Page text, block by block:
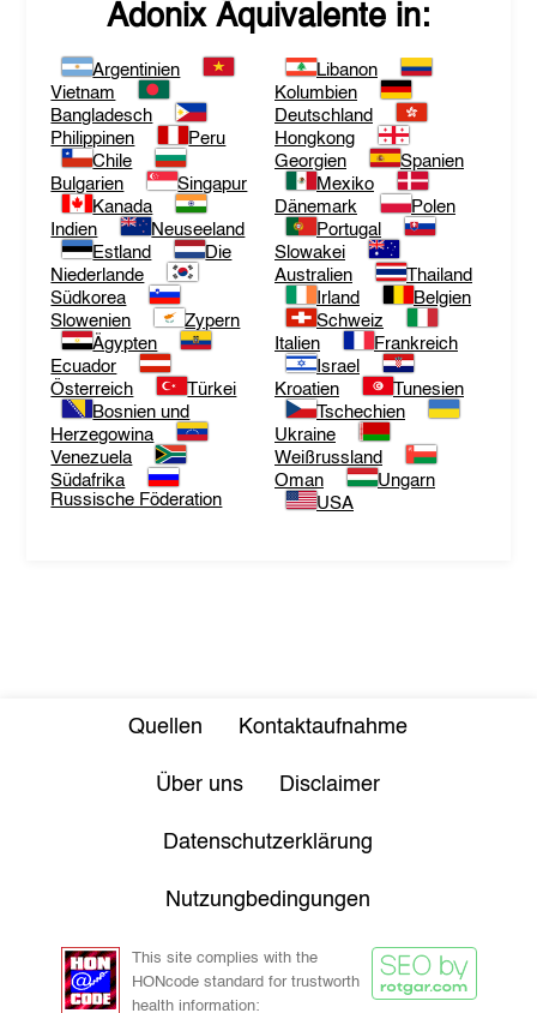
AdonixÄquivalente in:
Argentinien
Vietnam
Bangladesch
Philippinen
Peru
Chile
Bulgarien
Singapur
Kanada
Indien
Neuseeland
Estland
Die
Niederlande
Südkorea
Slowenien
Zypern
Ägypten
Ecuador
Österreich
Türkei
Bosnien und
Herzegowina
Venezuela
Südafrika
Russische Föderation
Libanon
Kolumbien
Deutschland
Hongkong
Georgien
Spanien
Mexiko
Dänemark
Polen
Portugal
Slowakei
Australien
Thailand
Irland
Belgien
Schweiz
Italien
Frankreich
Israel
Kroatien
Tunesien
Tschechien
Ukraine
Weißrussland
Oman
Ungarn
USA
Quellen Kontaktaufnahme
Über uns Disclaimer
Datenschutzerklärung
Nutzungbedingungen
This site complies with the
HONcode standard for trustworth
health information: